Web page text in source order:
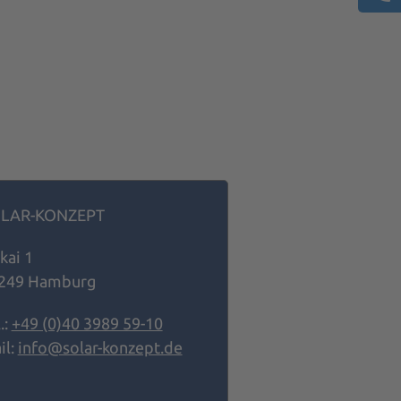
KONZEPT
1
Hamburg
+49 (0)40 3989 59-10
info@solar-konzept.de